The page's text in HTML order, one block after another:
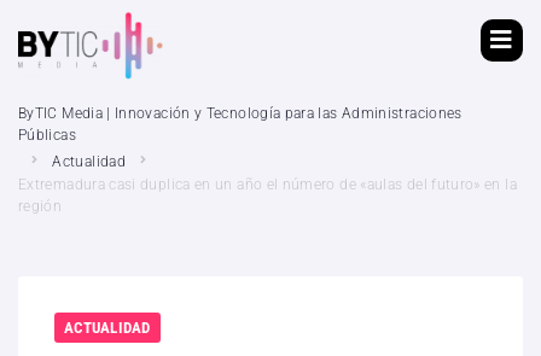
ByTIC Media | Innovación y Tecnología para las Administraciones
Públicas
Actualidad
Extremadura casi duplica en un año el número de «aulas del futuro» en la
región
ACTUALIDAD